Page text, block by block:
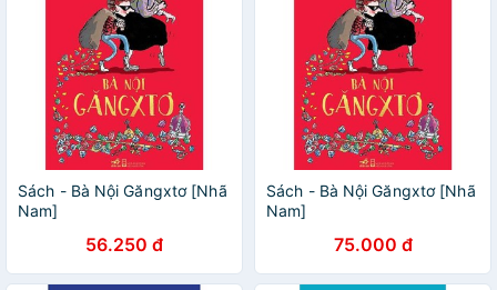
Sách - Bà Nội Găngxtơ [Nhã
Nam]
56.250 đ
Sách - Bà Nội Găngxtơ [Nhã
Nam]
75.000 đ